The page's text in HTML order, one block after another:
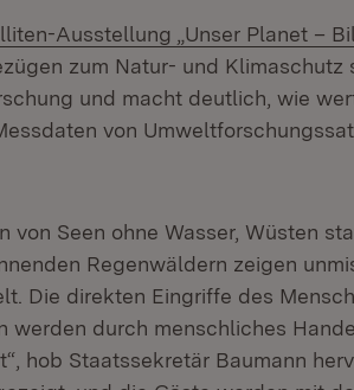
Ausstellung „Unser Planet –
zum Natur- und Klimaschutz
und macht deutlich, wie
von
von Seen ohne Wasser, Wüsten
Regenwäldern zeigen
Die direkten Eingriffe des
werden durch menschliches
hob Staatssekretär Baumann